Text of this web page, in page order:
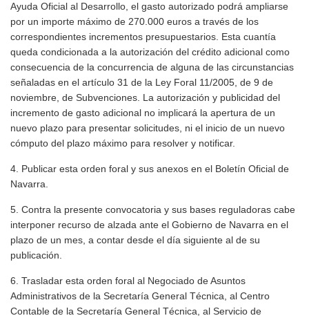
Ayuda Oficial al Desarrollo, el gasto autorizado podrá ampliarse
por un importe máximo de 270.000 euros a través de los
correspondientes incrementos presupuestarios. Esta cuantía
queda condicionada a la autorización del crédito adicional como
consecuencia de la concurrencia de alguna de las circunstancias
señaladas en el artículo 31 de la Ley Foral 11/2005, de 9 de
noviembre, de Subvenciones. La autorización y publicidad del
incremento de gasto adicional no implicará la apertura de un
nuevo plazo para presentar solicitudes, ni el inicio de un nuevo
cómputo del plazo máximo para resolver y notificar.
4. Publicar esta orden foral y sus anexos en el Boletín Oficial de
Navarra.
5. Contra la presente convocatoria y sus bases reguladoras cabe
interponer recurso de alzada ante el Gobierno de Navarra en el
plazo de un mes, a contar desde el día siguiente al de su
publicación.
6. Trasladar esta orden foral al Negociado de Asuntos
Administrativos de la Secretaría General Técnica, al Centro
Contable de la Secretaría General Técnica, al Servicio de